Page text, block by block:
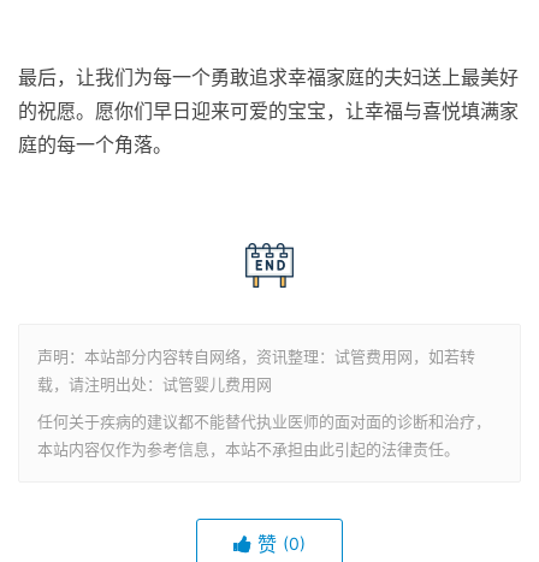
最后，让我们为每一个勇敢追求幸福家庭的夫妇送上最美好
的祝愿。愿你们早日迎来可爱的宝宝，让幸福与喜悦填满家
庭的每一个角落。
声明：本站部分内容转自网络，资讯整理：试管费用网，如若转
载，请注明出处：试管婴儿费用网
任何关于疾病的建议都不能替代执业医师的面对面的诊断和治疗，
本站内容仅作为参考信息，本站不承担由此引起的法律责任。
赞 (0)